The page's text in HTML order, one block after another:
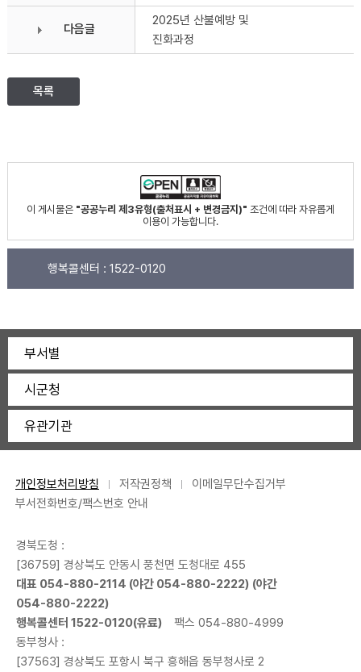
다음글
2025년 산불예방 및
진화과정
목록
이 게시물은 "공공누리 제3유형(출처표시 + 변경금지)" 조건에 따라 자유롭게
이용이 가능합니다.
행복콜센터 : 1522-0120
부서별
시군청
유관기관
개인정보처리방침 저작권정책
이메일무단수집거부
부서전화번호/팩스번호 안내
경북도청 :
[36759] 경상북도 안동시 풍천면 도청대로 455
대표 054-880-2114 (야간 054-880-2222) (야간
054-880-2222)
행복콜센터 1522-0120(유료)
팩스 054-880-4999
동부청사 :
[37563] 경상북도 포항시 북구 흥해읍 동부청사로 2